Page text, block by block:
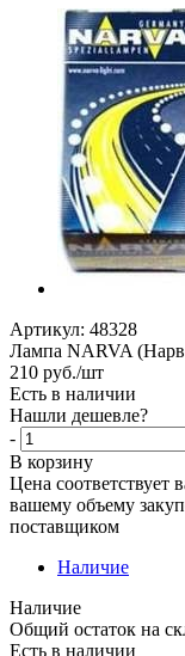
Артикул: 48328
Лампа NARVA
210 руб./шт
Есть в наличии
Нашли дешевле?
-
В корзину
Цена соответствует
вашему объему
поставщиком
Наличие
Наличие
Общий остаток на
Есть в наличии